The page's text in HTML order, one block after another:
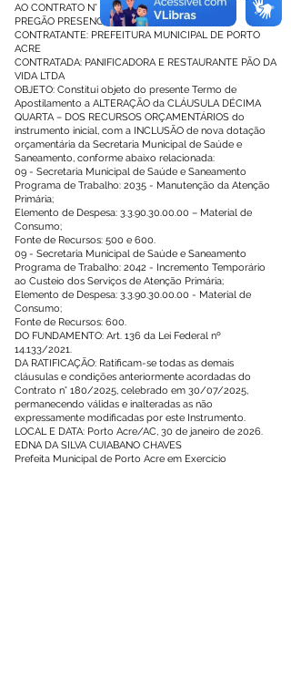
AO CONTRATO N° 180/2025
PREGÃO PRESENCIAL SRP N° 004/2025
CONTRATANTE: PREFEITURA MUNICIPAL DE PORTO
ACRE
CONTRATADA: PANIFICADORA E RESTAURANTE PÃO DA
VIDA LTDA
OBJETO: Constitui objeto do presente Termo de
Apostilamento a ALTERAÇÃO da CLÁUSULA DÉCIMA
QUARTA – DOS RECURSOS ORÇAMENTÁRIOS do
instrumento inicial, com a INCLUSÃO de nova dotação
orçamentária da Secretaria Municipal de Saúde e
Saneamento, conforme abaixo relacionada:
09 - Secretaria Municipal de Saúde e Saneamento
Programa de Trabalho: 2035 - Manutenção da Atenção
Primária;
Elemento de Despesa: 3.3.90.30.00.00 – Material de
Consumo;
Fonte de Recursos: 500 e 600.
09 - Secretaria Municipal de Saúde e Saneamento
Programa de Trabalho: 2042 - Incremento Temporário
ao Custeio dos Serviços de Atenção Primária;
Elemento de Despesa: 3.3.90.30.00.00 - Material de
Consumo;
Fonte de Recursos: 600.
DO FUNDAMENTO: Art. 136 da Lei Federal nº
14.133/2021.
DA RATIFICAÇÃO: Ratificam-se todas as demais
cláusulas e condições anteriormente acordadas do
Contrato n° 180/2025, celebrado em 30/07/2025,
permanecendo válidas e inalteradas as não
expressamente modificadas por este Instrumento.
LOCAL E DATA: Porto Acre/AC, 30 de janeiro de 2026.
EDNA DA SILVA CUIABANO CHAVES
Prefeita Municipal de Porto Acre em Exercício